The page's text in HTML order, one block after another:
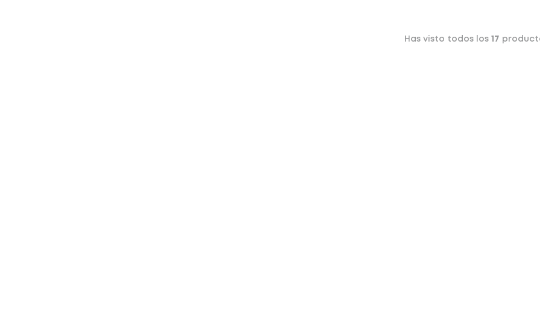
Has visto todos los17